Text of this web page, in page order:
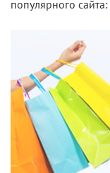
популярного сайта: